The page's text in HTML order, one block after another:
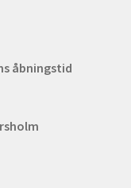
åbningstid